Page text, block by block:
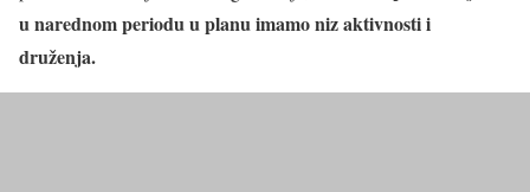
u narednom periodu u planu imamo niz aktivnosti i
druženja.